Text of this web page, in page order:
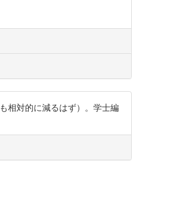
相対的に減るはず）。学士編